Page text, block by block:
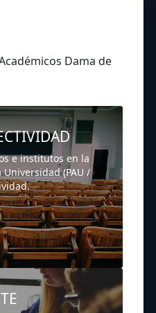
Dama de
e institutos en la
Universidad (PAU /